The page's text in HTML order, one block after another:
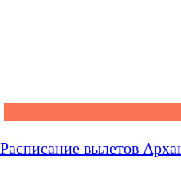
Расписание вылетов